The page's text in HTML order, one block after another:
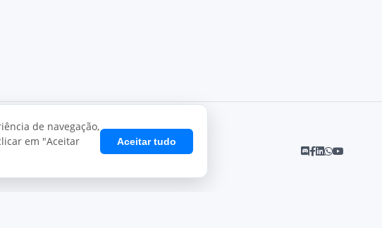
de navegação,
em "Aceitar
Aceitar tudo